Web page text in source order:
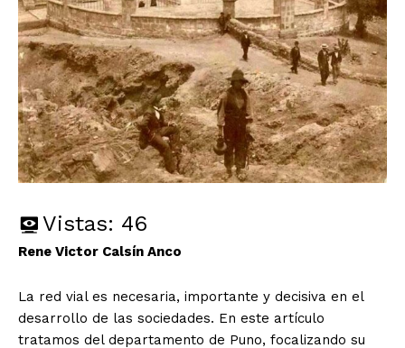
Vistas: 46
Rene Victor Calsín Anco
La red vial es necesaria, importante y decisiva en el
desarrollo de las sociedades. En este artículo
tratamos del departamento de Puno, focalizando su